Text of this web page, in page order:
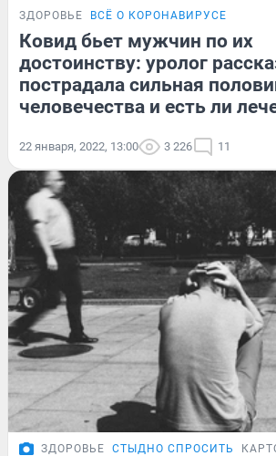
ЗДОРОВЬЕ ВСЁ О КОРОНАВИРУСЕ
Ковид бьет мужчин по их
достоинству: уролог
пострадала сильная
человечества и есть ли
22 января, 2022, 13:00 3 226 11
ЗДОРОВЬЕ СТЫДНО СПРОСИТЬ